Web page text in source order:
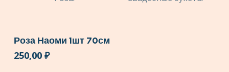
Роза Наоми 1шт 70см
250,00 ₽